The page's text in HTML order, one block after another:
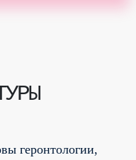
геронтологии,